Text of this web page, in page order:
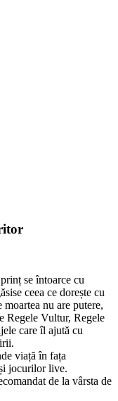
se întoarce cu
ceea ce dorește cu
nu are putere,
Regele Vultur, Regele
care îl ajută cu
viață în fața
jocurilor live.
de la vârsta de